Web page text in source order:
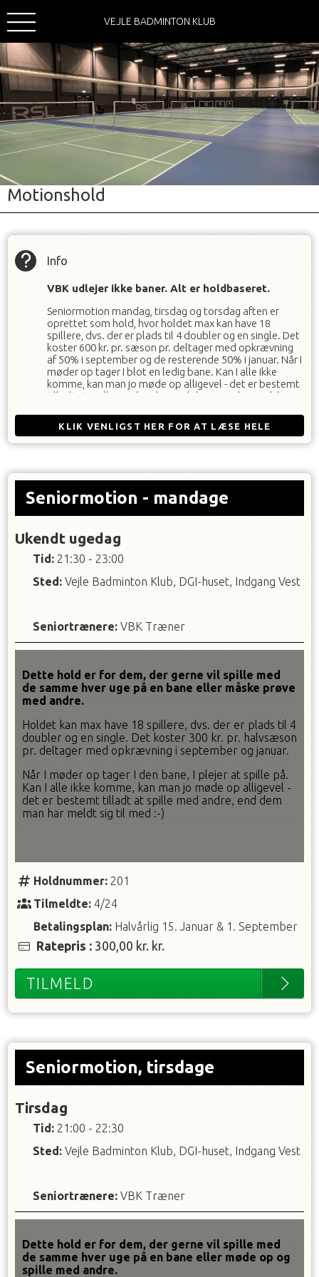
VEJLE BADMINTON KLUB
Motionshold
Info
VBK udlejer ikke baner. Alt er holdbaseret.
Seniormotion mandag, tirsdag og torsdag aften er
oprettet som hold, hvor holdet max kan have 18
spillere, dvs. der er plads til 4 doubler og en single. Det
koster 600 kr. pr. sæson pr. deltager med opkrævning
af 50% i september og de resterende 50% i januar. Når I
møder op tager I blot en ledig bane. Kan I alle ikke
komme, kan man jo møde op alligevel - det er bestemt
tilladt at spille med andre, end dem man har meldt sig
Kontakt VBK hvis det driller eller du mangler en bane -
påungdom@vejlebadmintonklub.dk
KLIK VENLIGST HER FOR AT LÆSE HELE
BESKRIVELSEN
Seniormotion - mandage
Ukendt ugedag
Tid: 21:30 - 23:00
Sted: Vejle Badminton Klub, DGI-huset, Indgang Vest
Seniortrænere: VBK Træner
Dette hold er for dem, der gerne vil spille med
de samme hver uge på en bane eller måske prøve
med andre.
Holdet kan max have 18 spillere, dvs. der er plads til 4
doubler og en single. Det koster 300 kr. pr. halvsæson
pr. deltager med opkrævning i september og januar.
Når I møder op tager I den bane, I plejer at spille på.
Kan I alle ikke komme, kan man jo møde op alligevel -
det er bestemt tilladt at spille med andre, end dem
man har meldt sig til med :-)
Holdnummer: 201
Tilmeldte:4/24
Betalingsplan: Halvårlig 15. Januar& 1. September
Ratepris : 300,00 kr.kr.
TILMELD
Seniormotion, tirsdage
Tirsdag
Tid: 21:00 - 22:30
Sted: Vejle Badminton Klub, DGI-huset, Indgang Vest
Seniortrænere: VBK Træner
Dette hold er for dem, der gerne vil spille med
de samme hver uge på en bane eller møde op og
spille med andre.